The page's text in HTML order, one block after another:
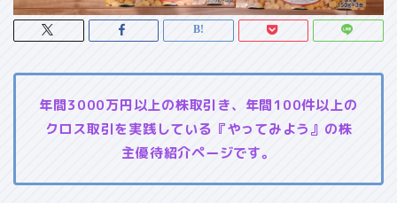
年間3000万円以上の株取引き、年間100件以上の
クロス取引を実践している『やってみよう』の株
主優待紹介ページです。